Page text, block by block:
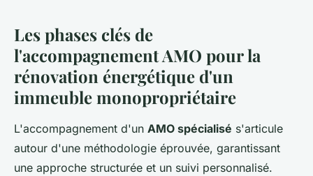
Les phases clés de
l'accompagnement AMO pour la
rénovation énergétique d'un
immeuble monopropriétaire
L'accompagnement d'un AMO spécialisé s'articule
autour d'une méthodologie éprouvée, garantissant
une approche structurée et un suivi personnalisé.